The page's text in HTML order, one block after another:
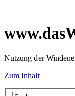
Nutzung der
Zum Inhalt